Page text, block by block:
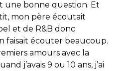
une bonne question. Et
mon père écoutait
et de R&B donc
faisait écouter beaucoup.
amours avec la
j’avais 9 ou 10 ans, j’ai